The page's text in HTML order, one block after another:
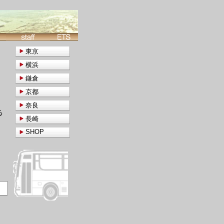
東京
横浜
鎌倉
京都
奈良
長崎
SHOP